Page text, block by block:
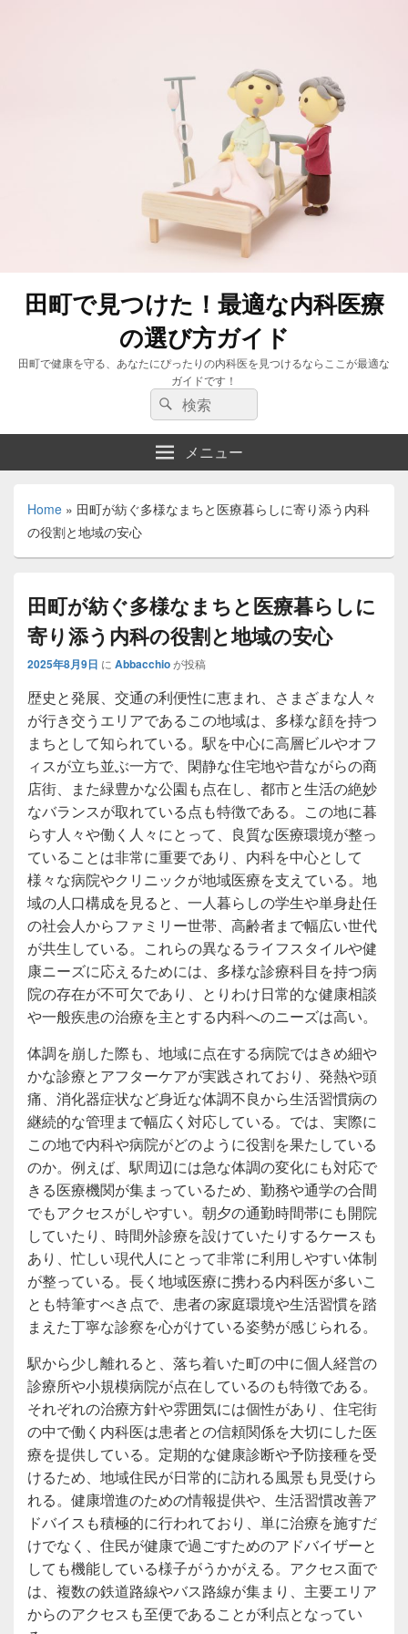
田町で見つけた！最適な内科医療
の選び方ガイド
田町で健康を守る、あなたにぴったりの内科医を見つけるならここが最適な
ガイドです！
検
索:
検
索
メニュー
Home » 田町が紡ぐ多様なまちと医療暮らしに寄り添う内科
の役割と地域の安心
田町が紡ぐ多様なまちと医療暮らしに
寄り添う内科の役割と地域の安心
2025年8月9日 に Abbacchioが投稿
歴史と発展、交通の利便性に恵まれ、さまざまな人々
が行き交うエリアであるこの地域は、多様な顔を持つ
まちとして知られている。駅を中心に高層ビルやオフ
ィスが立ち並ぶ一方で、閑静な住宅地や昔ながらの商
店街、また緑豊かな公園も点在し、都市と生活の絶妙
なバランスが取れている点も特徴である。この地に暮
らす人々や働く人々にとって、良質な医療環境が整っ
ていることは非常に重要であり、内科を中心として
様々な病院やクリニックが地域医療を支えている。地
域の人口構成を見ると、一人暮らしの学生や単身赴任
の社会人からファミリー世帯、高齢者まで幅広い世代
が共生している。これらの異なるライフスタイルや健
康ニーズに応えるためには、多様な診療科目を持つ病
院の存在が不可欠であり、とりわけ日常的な健康相談
や一般疾患の治療を主とする内科へのニーズは高い。
体調を崩した際も、地域に点在する病院ではきめ細や
かな診療とアフターケアが実践されており、発熱や頭
痛、消化器症状など身近な体調不良から生活習慣病の
継続的な管理まで幅広く対応している。では、実際に
この地で内科や病院がどのように役割を果たしている
のか。例えば、駅周辺には急な体調の変化にも対応で
きる医療機関が集まっているため、勤務や通学の合間
でもアクセスがしやすい。朝夕の通勤時間帯にも開院
していたり、時間外診療を設けていたりするケースも
あり、忙しい現代人にとって非常に利用しやすい体制
が整っている。長く地域医療に携わる内科医が多いこ
とも特筆すべき点で、患者の家庭環境や生活習慣を踏
まえた丁寧な診察を心がけている姿勢が感じられる。
駅から少し離れると、落ち着いた町の中に個人経営の
診療所や小規模病院が点在しているのも特徴である。
それぞれの治療方針や雰囲気には個性があり、住宅街
の中で働く内科医は患者との信頼関係を大切にした医
療を提供している。定期的な健康診断や予防接種を受
けるため、地域住民が日常的に訪れる風景も見受けら
れる。健康増進のための情報提供や、生活習慣改善ア
ドバイスも積極的に行われており、単に治療を施すだ
けでなく、住民が健康で過ごすためのアドバイザーと
しても機能している様子がうかがえる。アクセス面で
は、複数の鉄道路線やバス路線が集まり、主要エリア
からのアクセスも至便であることが利点となってい